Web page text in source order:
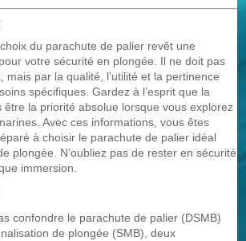
du parachute de palier revêt une
votre sécurité en plongée. Il ne doit pas
mais par la qualité, l’utilité et la pertinence
spécifiques. Gardez à l’esprit que la
être la priorité absolue lorsque vous explorez
Avec ces informations, vous êtes
à choisir le parachute de palier idéal
plongée. N’oubliez pas de rester en sécurité
immersion.
confondre le parachute de palier (DSMB)
de plongée (SMB), deux